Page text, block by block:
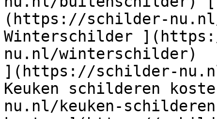
(https://schilder-
Winterschilder
nu.nl/winterschilder)
](https://schilder-
Keuken schilderen
nu.nl/keuken-